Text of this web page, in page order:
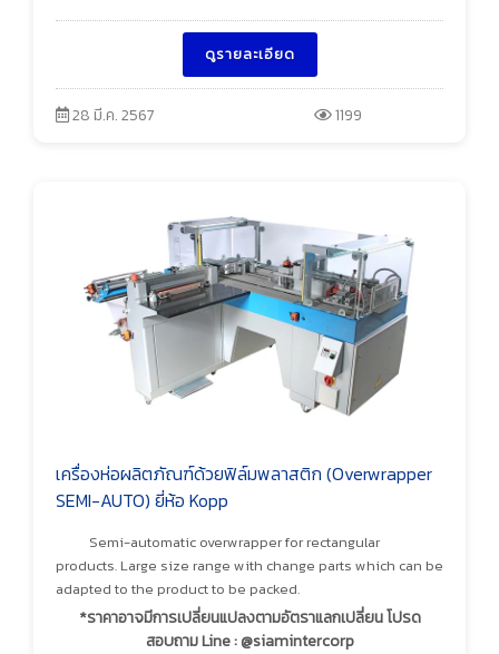
ดูรายละเอียด
28 มี.ค. 2567 1199
เครื่องห่อผลิตภัณฑ์ด้วยฟิล์มพลาสติก (Overwrapper
SEMI-AUTO) ยี่ห้อ Kopp
Semi-automatic overwrapper for rectangular
products. Large size range with change parts which can be
adapted to the product to be packed.
*ราคาอาจมีการเปลี่ยนแปลงตามอัตราแลกเปลี่ยน โปรด
สอบถาม Line : @siamintercorp